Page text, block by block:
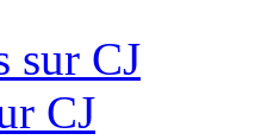
sur CJ
CJ